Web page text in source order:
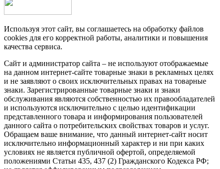
Используя этот сайт, вы соглашаетесь на обработку файлов
cookies для его корректной работы, аналитики и повышения
качества сервиса.
Сайт и администратор сайта – не используют отображаемые
на данном интернет-сайте товарные знаки в рекламных целях
и не заявляют о своих исключительных правах на товарные
знаки. Зарегистрированные товарные знаки и знаки
обслуживания являются собственностью их правообладателей
и используются исключительно с целью идентификации
представленного товара и информирования пользователей
данного сайта о потребительских свойствах товаров и услуг.
Обращаем ваше внимание, что данный интернет-сайт носит
исключительно информационный характер и ни при каких
условиях не является публичной офертой, определяемой
положениями Статьи 435, 437 (2) Гражданского Кодекса РФ;